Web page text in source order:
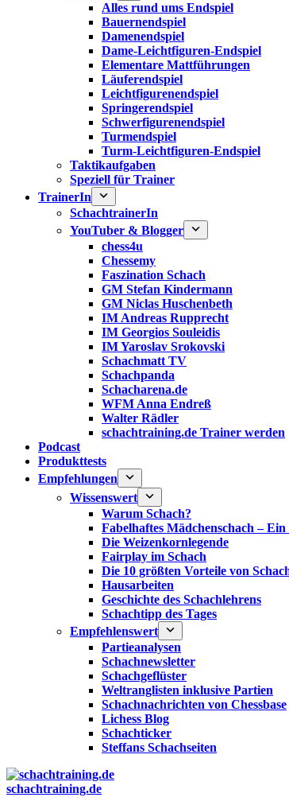
Alles rund ums Endspiel
Bauernendspiel
Damenendspiel
Dame-Leichtfiguren-Endspiel
Elementare Mattführungen
Läuferendspiel
Leichtfigurenendspiel
Springerendspiel
Schwerfigurenendspiel
Turmendspiel
Turm-Leichtfiguren-Endspiel
Taktikaufgaben
Speziell für Trainer
TrainerIn
SchachtrainerIn
YouTuber & Blogger
chess4u
Chessemy
Faszination Schach
GM Stefan Kindermann
GM Niclas Huschenbeth
IM Andreas Rupprecht
IM Georgios Souleidis
IM Yaroslav Srokovski
Schachmatt TV
Schachpanda
Schacharena.de
WFM Anna Endreß
Walter Rädler
schachtraining.de Trainer werden
Podcast
Produkttests
Empfehlungen
Wissenswert
Warum Schach?
Fabelhaftes Mädchenschach –
Die Weizenkornlegende
Fairplay im Schach
Die 10 größten Vorteile von
Hausarbeiten
Geschichte des Schachlehrens
Schachtipp des Tages
Empfehlenswert
Partieanalysen
Schachnewsletter
Schachgeflüster
Weltranglisten inklusive Partien
Schachnachrichten von Chessbase
Lichess Blog
Schachticker
Steffans Schachseiten
schachtraining.de